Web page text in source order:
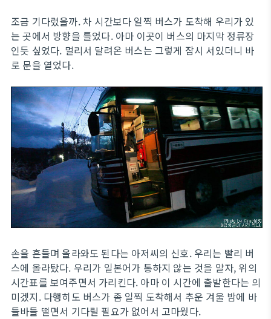
조금 기다렸을까. 차 시간보다 일찍 버스가 도착해 우리가 있
는 곳에서 방향을 틀었다. 아마 이곳이 버스의 마지막 정류장
인듯 싶었다. 멀리서 달려온 버스는 그렇게 잠시 서있더니 바
로 문을 열었다.
손을 흔들며 올라와도 된다는 아저씨의 신호. 우리는 빨리 버
스에 올라탔다. 우리가 일본어가 통하지 않는 것을 알자, 위의
시간표를 보여주면서 가리킨다. 아마 이 시간에 출발한다는 의
미겠지. 다행히도 버스가 좀 일찍 도착해서 추운 겨울 밤에 바
들바들 떨면서 기다릴 필요가 없어서 고마웠다.